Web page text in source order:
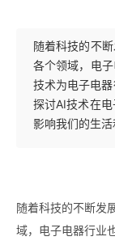
随着科技的不
各个领域，电
技术为电子电
探讨AI技术在
影响我们的生活
随着科技的不断发
域，电子电器行业